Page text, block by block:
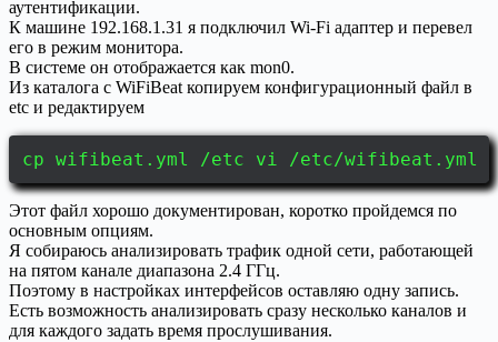
аутентификации.
К машине 192.168.1.31 я подключил Wi-Fi адаптер и перевел
его в режим монитора.
В системе он отображается как mon0.
Из каталога с WiFiBeat копируем конфигурационный файл в
etc и редактируем
cp wifibeat.yml /etc vi /etc/wifibeat.yml
Этот файл хорошо документирован, коротко пройдемся по
основным опциям.
Я собираюсь анализировать трафик одной сети, работающей
на пятом канале диапазона 2.4 ГГц.
Поэтому в настройках интерфейсов оставляю одну запись.
Есть возможность анализировать сразу несколько каналов и
для каждого задать время прослушивания.